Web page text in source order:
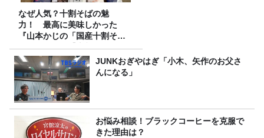
なぜ人気？十割そばの魅
力！ 最高に美味しかった
『山本かじの「国産十割そ
ば」』とは？【十割そば10種
食べ比べ】
JUNKおぎやはぎ「小木、矢作のお父さ
んになる」
お悩み相談！ブラックコーヒーを克服で
きた理由は？